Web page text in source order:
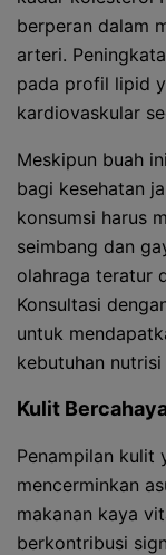
berperan dalam
arteri.
pada profil lipid
kardiovaskular
Meskipun buah
bagi kesehatan
konsumsi harus
seimbang dan
olahraga teratur
Konsultasi
untuk
kebutuhan
Kulit
Penampilan kulit
mencerminkan
makanan kaya
berkontribusi